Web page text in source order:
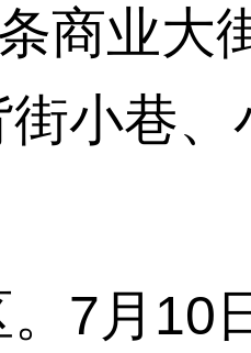
商业大
小巷、
7月10